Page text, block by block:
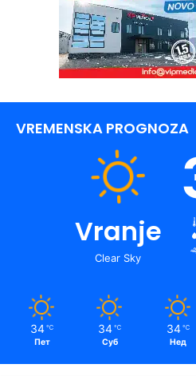
VREMENSKA PROGNOZA
Vranje
Clear Sky
34 ℃
Пет
34 ℃
Суб
34 ℃
Нед